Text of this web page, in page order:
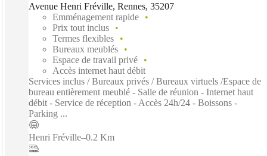
Avenue Henri Fréville, Rennes, 35207
Emménagement rapide
Prix tout inclus
Termes flexibles
Bureaux meublés
Espace de travail privé
Accès internet haut débit
Services inclus / Bureaux privés / Bureaux virtuels /Espace de
bureau entièrement meublé - Salle de réunion - Internet haut
débit - Service de réception - Accès 24h/24 - Boissons -
Parking ...
Henri Fréville–0.2 Km